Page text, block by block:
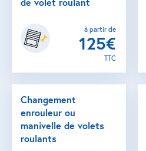
à partir de
125€
TTC
Changement
enrouleur ou
manivelle de volets
roulants